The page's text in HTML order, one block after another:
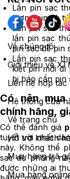
Lần pin sạc
lượng pin và
Lần pin sạc
lần pin sạc
pin sạc để pin
Lần pin sạc
kiệt pin mới đi
bị báo cần pin
Có nên
chính hãng,
Có thể đánh giá
tuyệt vời nhất
này. Không thể
sạc dự phòng
được những ai
Về chúng tôi
Giới thiệu về
Liên hệ hợp tác
Hệ thống cửa
Về trang chủ
Hỗ trợ khách
Mua hàng trả
Mua hàng